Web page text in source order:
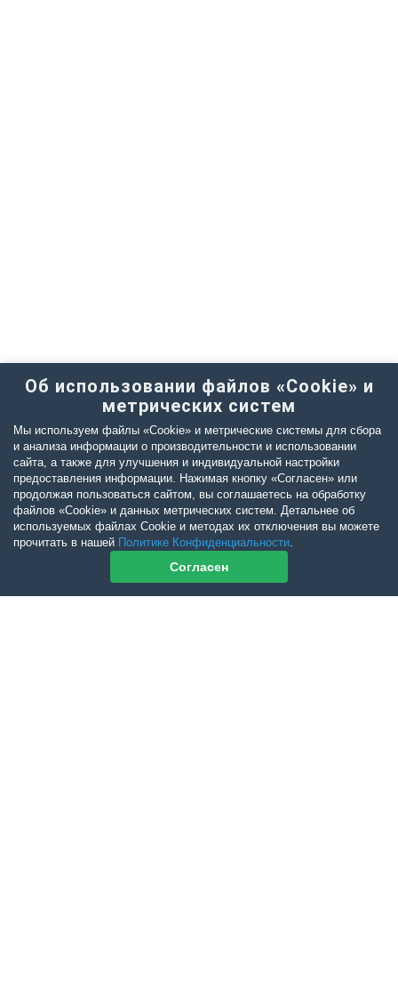
Об использовании файлов «Cookie» и
метрических систем
Мы используем файлы «Cookie» и метрические системы для сбора
и анализа информации о производительности и использовании
сайта, а также для улучшения и индивидуальной настройки
предоставления информации. Нажимая кнопку «Согласен» или
продолжая пользоваться сайтом, вы соглашаетесь на обработку
файлов «Cookie» и данных метрических систем. Детальнее об
используемых файлах Cookie и методах их отключения вы можете
прочитать в нашей Политике Конфиденциальности.
Согласен